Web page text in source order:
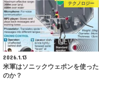
テクノロジー
2026.1.13
米軍はソニックウェポンを使った
のか？